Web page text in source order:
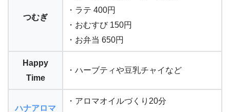
つむぎ
・ラテ 400円
・おむすび 150円
・お弁当 650円
Happy
Time
・ハーブティや豆乳チャイなど
ハナアロマ
・アロマオイルづくり20分